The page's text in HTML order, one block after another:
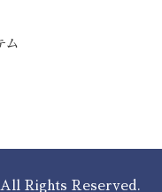
ム
Rights Reserved.